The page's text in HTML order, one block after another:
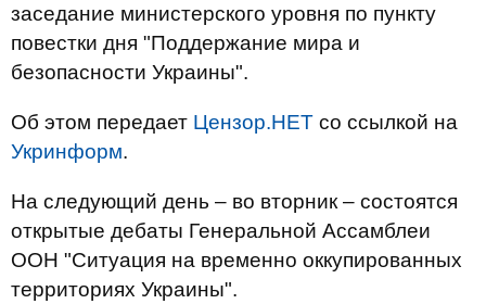
заседание министерского уровня по пункту
повестки дня "Поддержание мира и
безопасности Украины".
Об этом передает Цензор.НЕТ со ссылкой на
Укринформ.
На следующий день – во вторник – состоятся
открытые дебаты Генеральной Ассамблеи
ООН "Ситуация на временно оккупированных
территориях Украины".